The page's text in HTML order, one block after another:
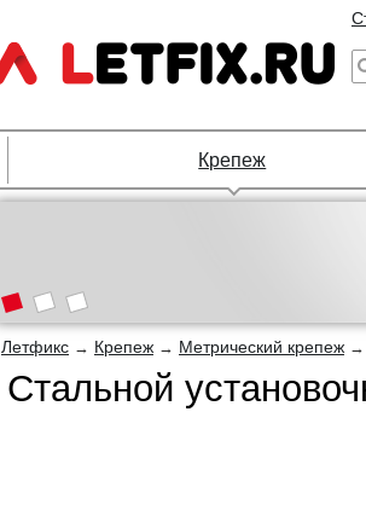
Крепеж
Летфикс → Крепеж → Метрический крепеж
Стальной